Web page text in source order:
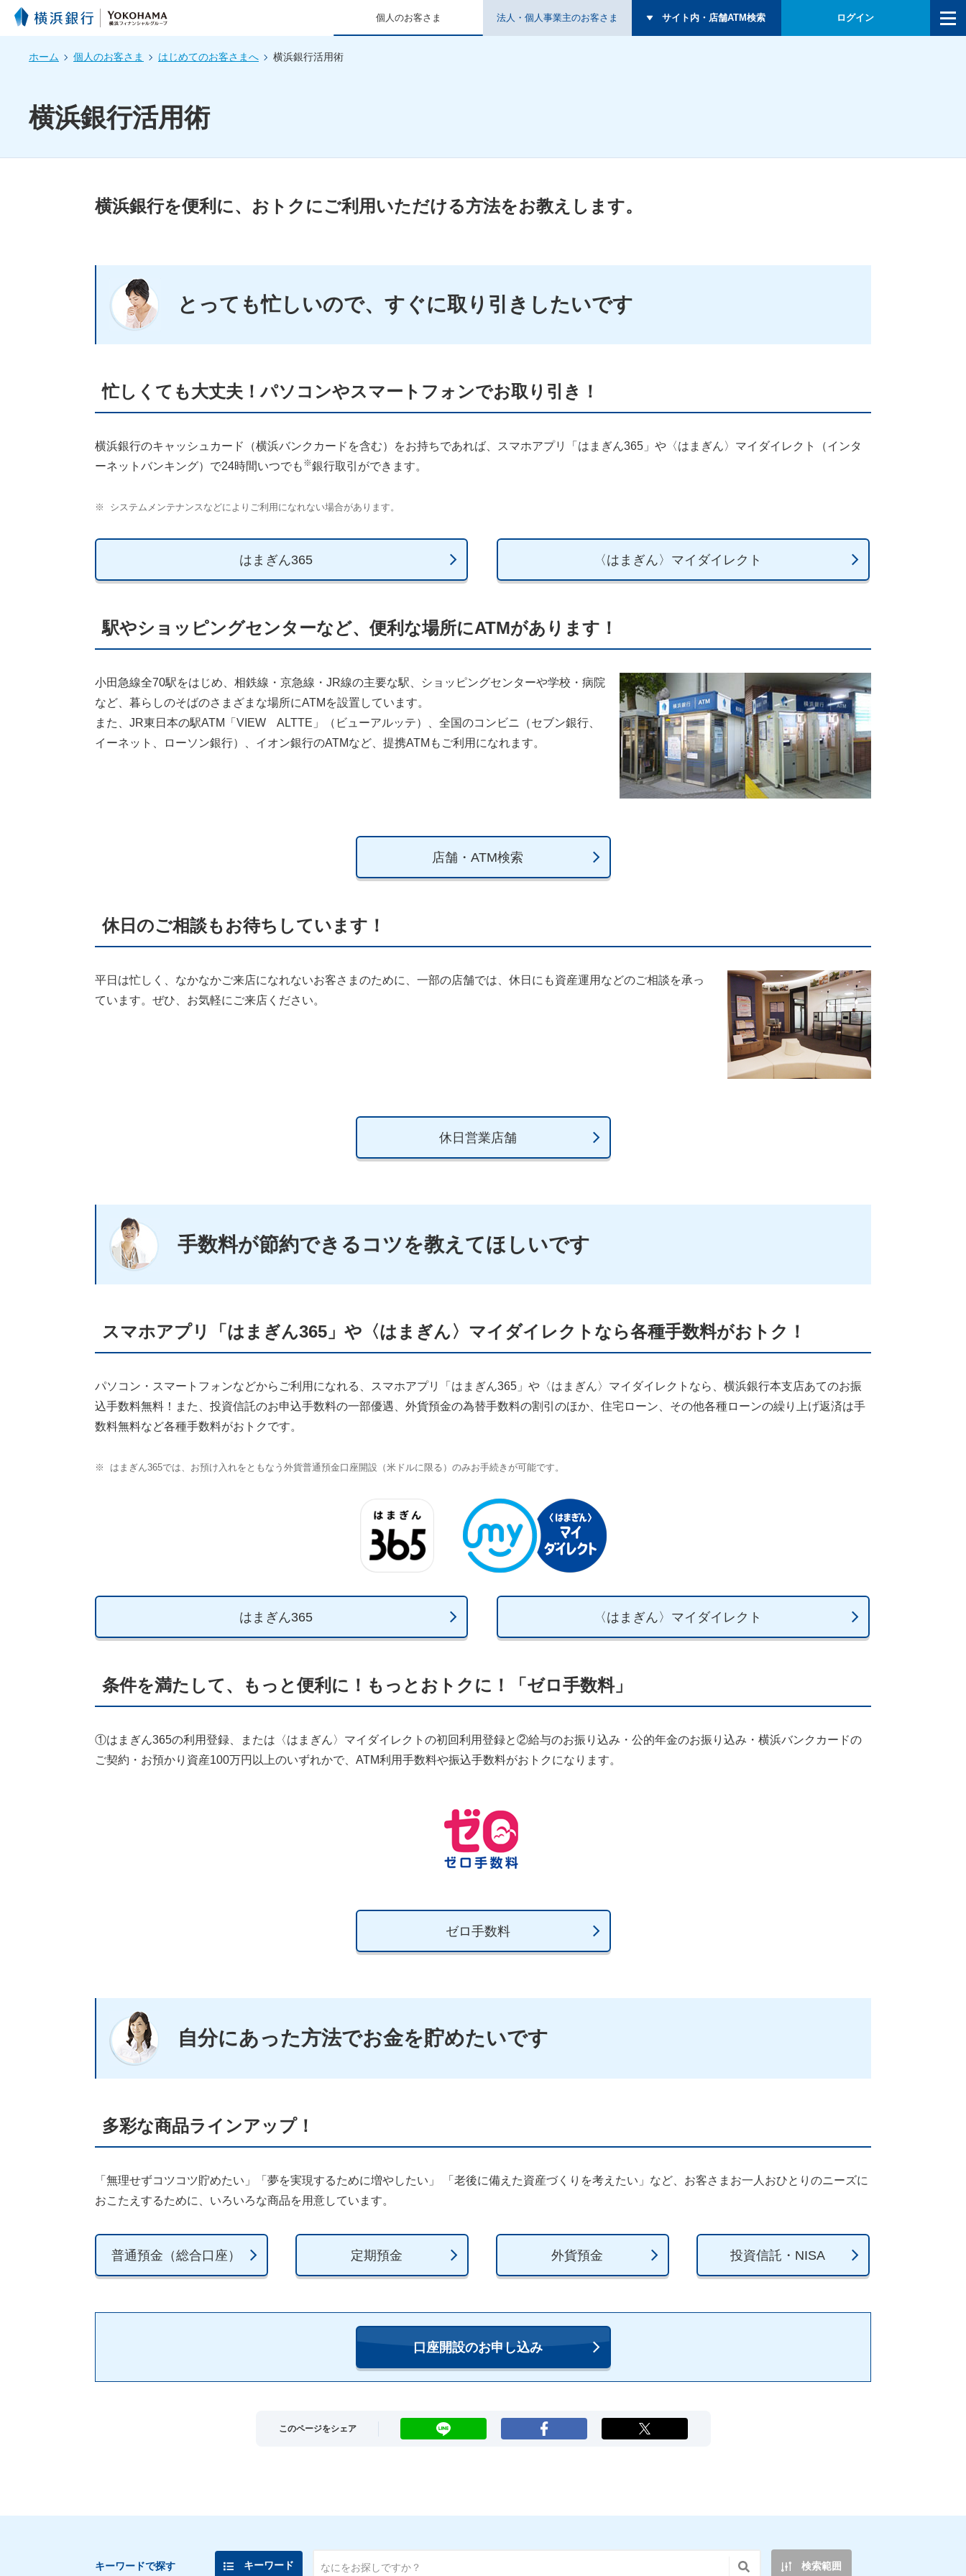
個人のお客さま 法人・個人事業主のお客さま サイト内・店舗ATM検索 ログイン
ホーム 個人のお客さま はじめてのお客さまへ 横浜銀行活用術
横浜銀行活用術
横浜銀行を便利に、おトクにご利用いただける方法をお教えします。
とっても忙しいので、すぐに取り引きしたいです
忙しくても大丈夫！パソコンやスマートフォンでお取り引き！
横浜銀行のキャッシュカード（横浜バンクカードを含む）をお持ちであれば、スマホアプリ「はまぎん365」や〈はまぎん〉マイダイレクト（インタ
ーネットバンキング）で24時間いつでも ※銀行取引ができます。
※ システムメンテナンスなどによりご利用になれない場合があります。
はまぎん365 〈はまぎん〉マイダイレクト
駅やショッピングセンターなど、便利な場所にATMがあります！
小田急線全70駅をはじめ、相鉄線・京急線・JR線の主要な駅、ショッピングセンターや学校・病院
など、暮らしのそばのさまざまな場所にATMを設置しています。
また、JR東日本の駅ATM「VIEW ALTTE」（ビューアルッテ）、全国のコンビニ（セブン銀行、
イーネット、ローソン銀行）、イオン銀行のATMなど、提携ATMもご利用になれます。
店舗・ATM検索
休日のご相談もお待ちしています！
平日は忙しく、なかなかご来店になれないお客さまのために、一部の店舗では、休日にも資産運用などのご相談を承っ
ています。ぜひ、お気軽にご来店ください。
休日営業店舗
手数料が節約できるコツを教えてほしいです
スマホアプリ「はまぎん365」や〈はまぎん〉マイダイレクトなら各種手数料がおトク！
パソコン・スマートフォンなどからご利用になれる、スマホアプリ「はまぎん365」や〈はまぎん〉マイダイレクトなら、横浜銀行本支店あてのお振
込手数料無料！また、投資信託のお申込手数料の一部優遇、外貨預金の為替手数料の割引のほか、住宅ローン、その他各種ローンの繰り上げ返済は手
数料無料など各種手数料がおトクです。
※ はまぎん365では、お預け入れをともなう外貨普通預金口座開設（米ドルに限る）のみお手続きが可能です。
はまぎん365 〈はまぎん〉マイダイレクト
条件を満たして、もっと便利に！もっとおトクに！「ゼロ手数料」
①はまぎん365の利用登録、または〈はまぎん〉マイダイレクトの初回利用登録と②給与のお振り込み・公的年金のお振り込み・横浜バンクカードの
ご契約・お預かり資産100万円以上のいずれかで、ATM利用手数料や振込手数料がおトクになります。
ゼロ手数料
自分にあった方法でお金を貯めたいです
多彩な商品ラインアップ！
「無理せずコツコツ貯めたい」「夢を実現するために増やしたい」 「老後に備えた資産づくりを考えたい」など、お客さまお一人おひとりのニーズに
おこたえするために、いろいろな商品を用意しています。
普通預金（総合口座） 定期預金 外貨預金 投資信託・NISA
口座開設のお申し込み
このページをシェア LINE Facebook X
キーワードで探す キーワード 検索範囲